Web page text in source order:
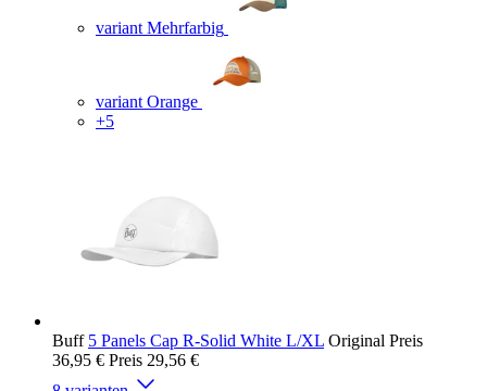
variant Mehrfarbig
variant Orange
+5
Buff 5 Panels Cap R-Solid White L/XL Original Preis
36,95 € Preis 29,56 €